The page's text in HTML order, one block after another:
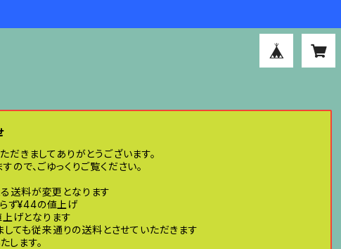
だきましてありがとうございます。
で、ごゆっくりご覧ください。
送料が変更となります
ず¥44の値上げ
げとなります
ても従来通りの送料とさせていただきます
します。